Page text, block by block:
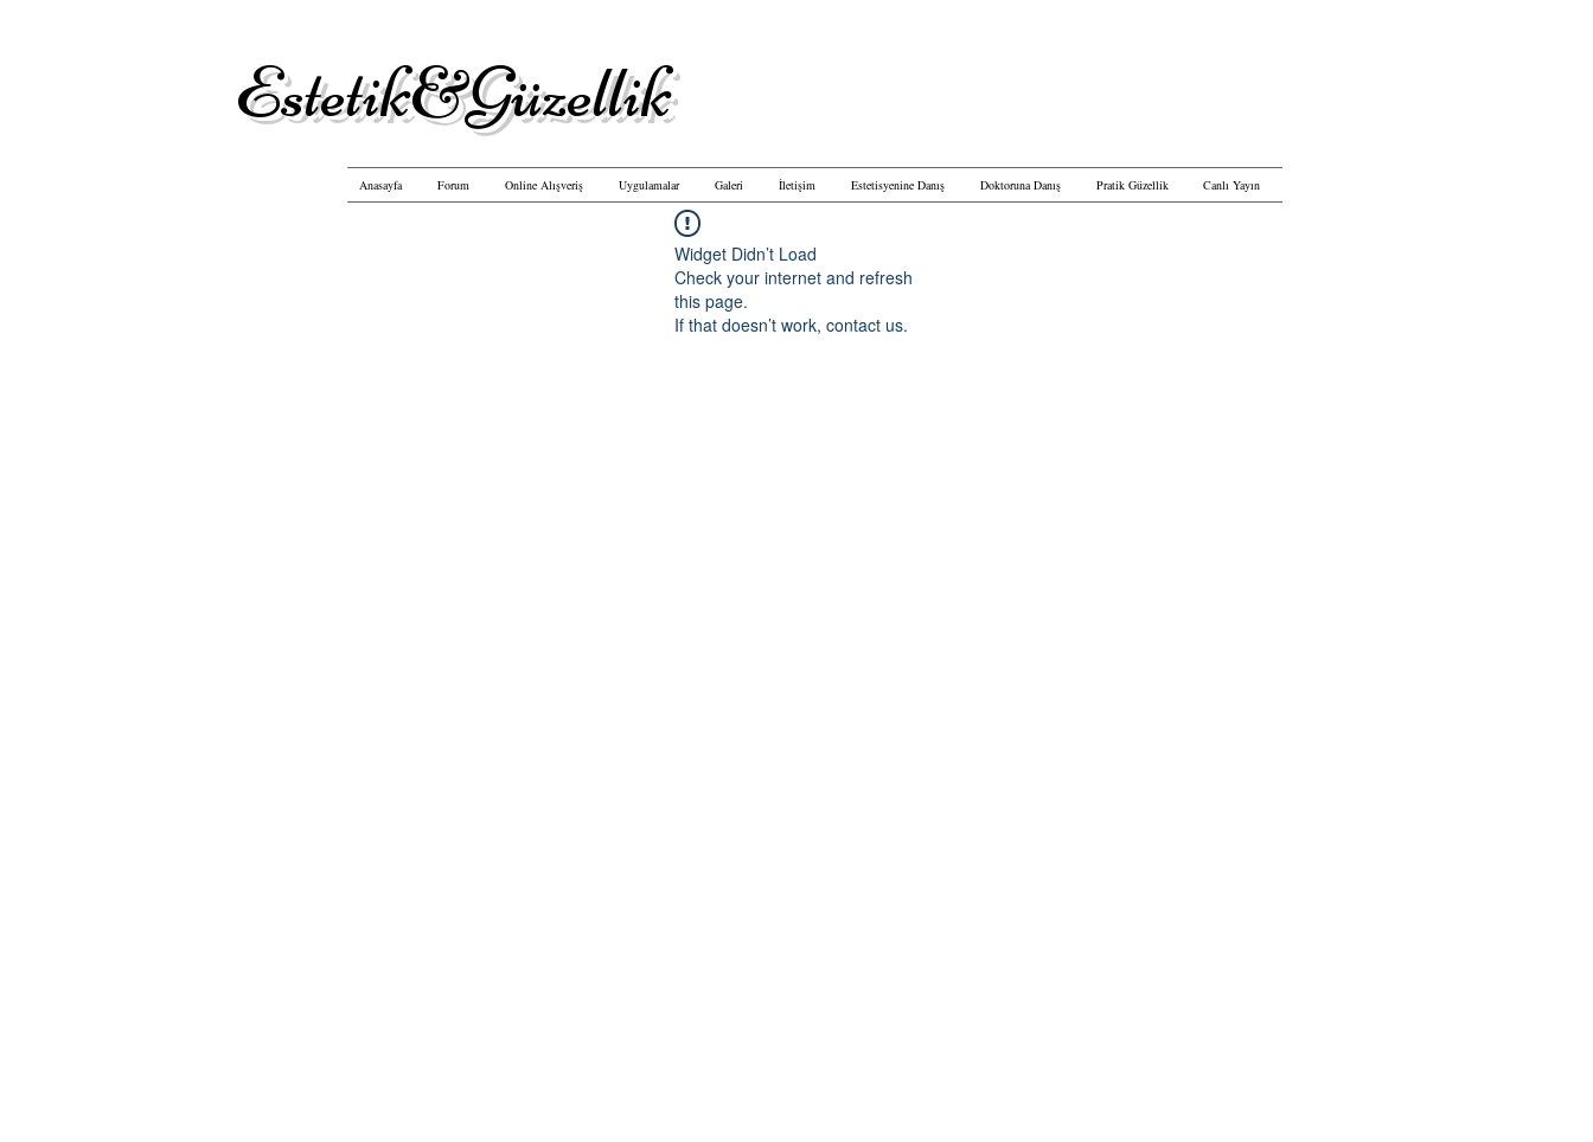
Estetik&Güzellik
Anasayfa Forum Online Alışveriş Uygulamalar Galeri İletişim Estetisyenine Danış Doktoruna Danış Pratik Güzellik Canlı Yayın
Widget Didn’t Load
Check your internet and refresh
this page.
If that doesn’t work, contact us.